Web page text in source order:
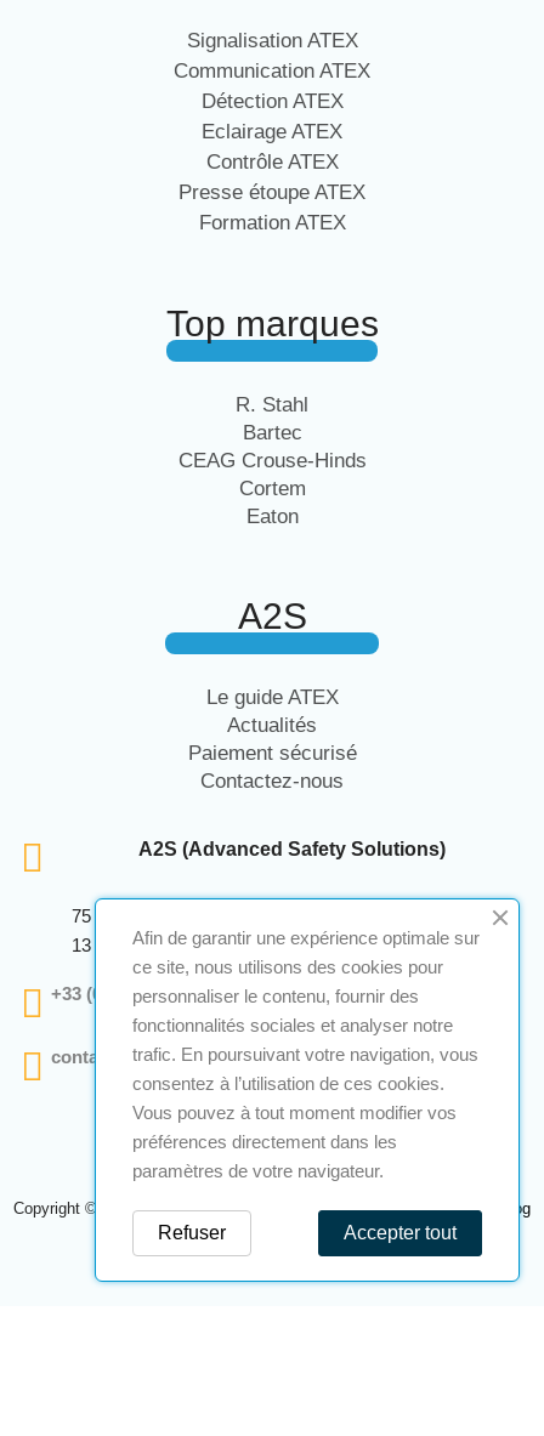
Signalisation ATEX
Communication ATEX
Détection ATEX
Eclairage ATEX
Contrôle ATEX
Presse étoupe ATEX
Formation ATEX
Top marques
R. Stahl
Bartec
CEAG Crouse-Hinds
Cortem
Eaton
A2S
Le guide ATEX
Actualités
Paiement sécurisé
Contactez-nous
A2S (Advanced Safety Solutions)
75 Avenue Marcellin Berthelot Anthelios Bâtiment E
13 290 Aix En Provence
+33 (0)4 12 28 00 69
contact@a2s-atex.com
Copyright © 2026 A2S Atex. Tous droits réservés. Une réalisationNavilog
Afin de garantir une expérience optimale sur
ce site, nous utilisons des cookies pour
personnaliser le contenu, fournir des
fonctionnalités sociales et analyser notre
trafic. En poursuivant votre navigation, vous
consentez à l’utilisation de ces cookies.
Vous pouvez à tout moment modifier vos
préférences directement dans les
paramètres de votre navigateur.
Accepter tout
Refuser